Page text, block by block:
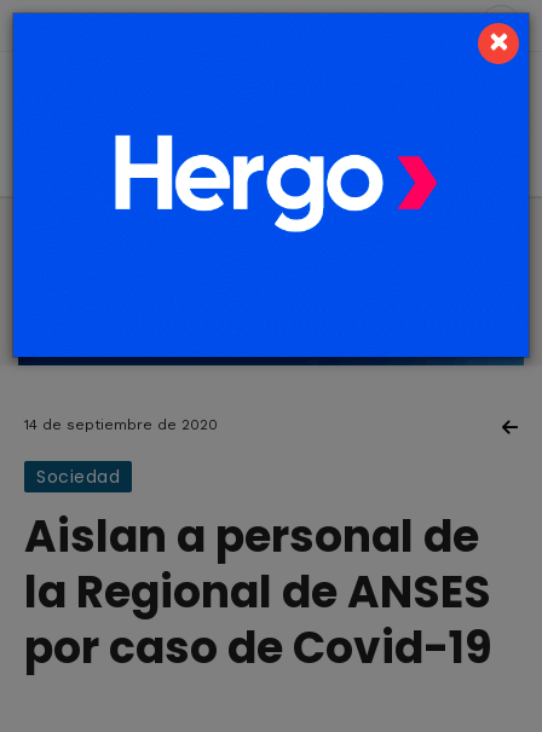
14 de septiembre de 2020
Sociedad
Aislan a personal de
la Regional de ANSES
por caso de Covid-19
×